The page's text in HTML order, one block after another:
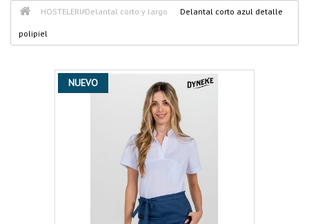
HOSTELERIADelantal corto y largo Delantal corto azul detalle
polipiel
NUEVO